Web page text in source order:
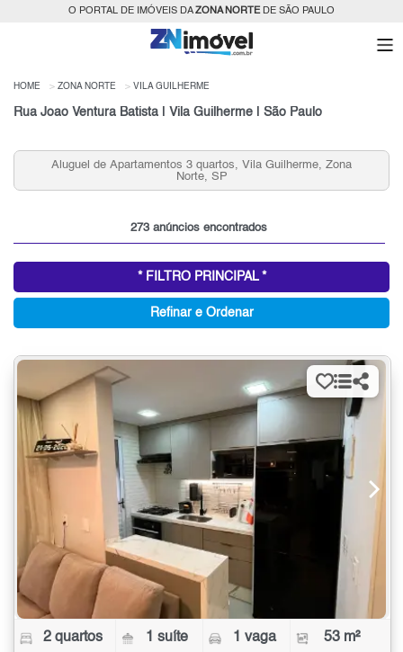
O PORTAL DE IMÓVEIS DAZONA NORTEDE SÃO PAULO
HOME ZONA NORTE VILA GUILHERME
Rua Joao Ventura Batista | Vila Guilherme | São Paulo
Apartamentos 2 quartos, Vila Guilherme para Venda,
Zona Norte, SP
273 anúncios encontrados
* FILTRO PRINCIPAL *
Refinar e Ordenar
2 quartos 1 suíte 1 vaga 53 m²